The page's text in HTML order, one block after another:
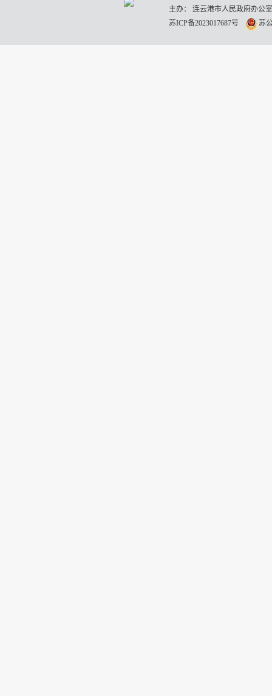
主办： 连云港市人民政府办
苏ICP备2023017687号
苏